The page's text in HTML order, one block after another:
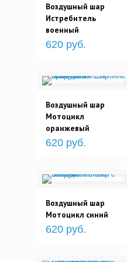
Воздушный шар
Истребитель
военный
620 руб.
Воздушный шар
Мотоцикл
оранжевый
620 руб.
Воздушный шар
Мотоцикл синий
620 руб.